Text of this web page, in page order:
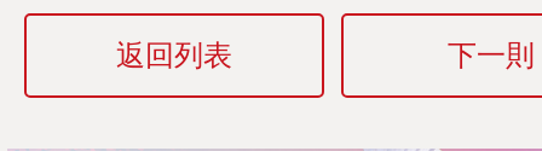
返回列表 下一則